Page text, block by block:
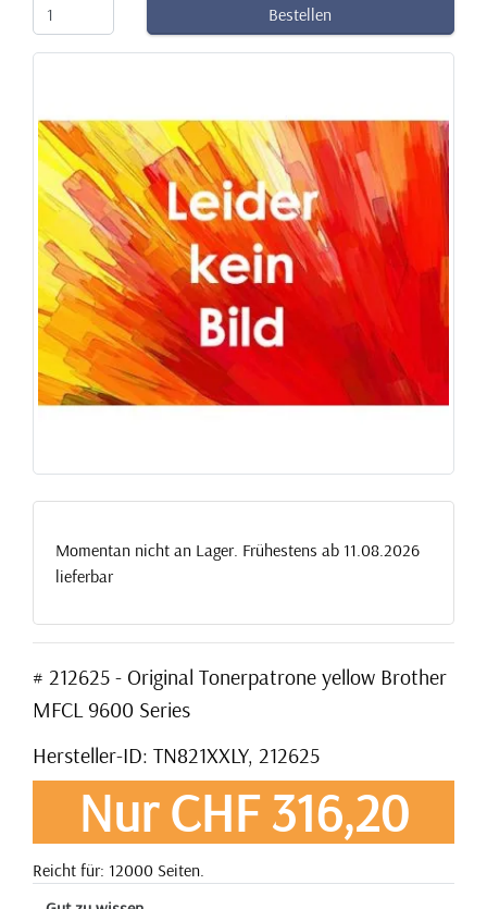
Bestellen
Momentan nicht an Lager. Frühestens ab 11.08.2026
lieferbar
# 212625 - Original Tonerpatrone yellow Brother
MFCL 9600 Series
Hersteller-ID: TN821XXLY, 212625
Nur CHF 316,20
Reicht für: 12000 Seiten.